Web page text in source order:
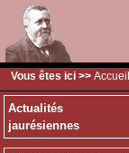
Vous êtes ici >> Accueil
Actualités
jaurésiennes